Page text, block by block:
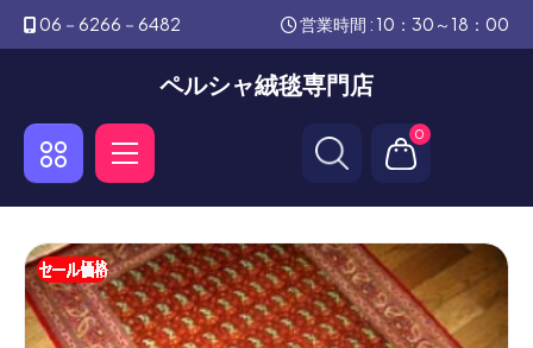
06－6266－6482 営業時間 : 10：30～18：00
ペルシャ絨毯専門店
0